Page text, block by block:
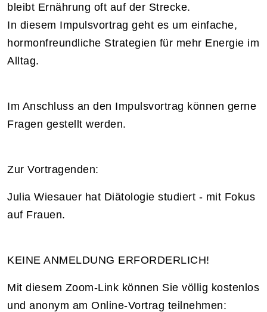
bleibt Ernährung oft auf der Strecke.
In diesem Impulsvortrag geht es um einfache,
hormonfreundliche Strategien für mehr Energie im
Alltag.
Im Anschluss an den Impulsvortrag können gerne
Fragen gestellt werden.
Zur Vortragenden:
Julia Wiesauer hat Diätologie studiert - mit Fokus
auf Frauen.
KEINE ANMELDUNG ERFORDERLICH!
Mit diesem Zoom-Link können Sie völlig kostenlos
und anonym am Online-Vortrag teilnehmen: